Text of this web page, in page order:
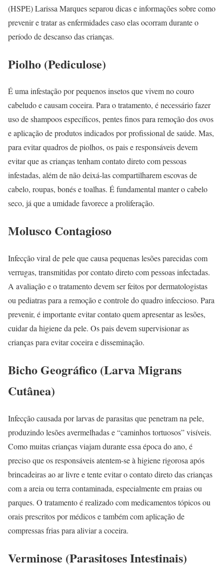
(HSPE) Larissa Marques separou dicas e informações sobre como
prevenir e tratar as enfermidades caso elas ocorram durante o
período de descanso das crianças.
Piolho (Pediculose)
É uma infestação por pequenos insetos que vivem no couro
cabeludo e causam coceira. Para o tratamento, é necessário fazer
uso de shampoos específicos, pentes finos para remoção dos ovos
e aplicação de produtos indicados por profissional de saúde. Mas,
para evitar quadros de piolhos, os pais e responsáveis devem
evitar que as crianças tenham contato direto com pessoas
infestadas, além de não deixá-las compartilharem escovas de
cabelo, roupas, bonés e toalhas. É fundamental manter o cabelo
seco, já que a umidade favorece a proliferação.
Molusco Contagioso
Infecção viral de pele que causa pequenas lesões parecidas com
verrugas, transmitidas por contato direto com pessoas infectadas.
A avaliação e o tratamento devem ser feitos por dermatologistas
ou pediatras para a remoção e controle do quadro infeccioso. Para
prevenir, é importante evitar contato quem apresentar as lesões,
cuidar da higiene da pele. Os pais devem supervisionar as
crianças para evitar coceira e disseminação.
Bicho Geográfico (Larva Migrans
Cutânea)
Infecção causada por larvas de parasitas que penetram na pele,
produzindo lesões avermelhadas e “caminhos tortuosos” visíveis.
Como muitas crianças viajam durante essa época do ano, é
preciso que os responsáveis atentem-se à higiene rigorosa após
brincadeiras ao ar livre e tente evitar o contato direto das crianças
com a areia ou terra contaminada, especialmente em praias ou
parques. O tratamento é realizado com medicamentos tópicos ou
orais prescritos por médicos e também com aplicação de
compressas frias para aliviar a coceira.
Verminose (Parasitoses Intestinais)